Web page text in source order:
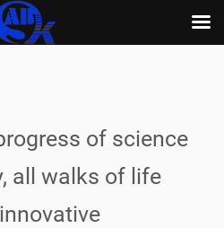
of science
all walks of life